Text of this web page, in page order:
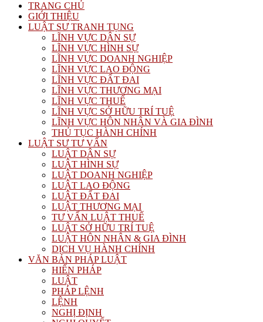
TRANG CHỦ
GIỚI THIỆU
LUẬT SƯ TRANH TỤNG
LĨNH VỰC DÂN SỰ
LĨNH VỰC HÌNH SỰ
LĨNH VỰC DOANH NGHIỆP
LĨNH VỰC LAO ĐỘNG
LĨNH VỰC ĐẤT ĐAI
LĨNH VỰC THƯƠNG MẠI
LĨNH VỰC THUẾ
LĨNH VỰC SỞ HỮU TRÍ TUỆ
LĨNH VỰC HÔN NHÂN VÀ GIA ĐÌNH
THỦ TỤC HÀNH CHÍNH
LUẬT SƯ TƯ VẤN
LUẬT DÂN SỰ
LUẬT HÌNH SỰ
LUẬT DOANH NGHIỆP
LUẬT LAO ĐỘNG
LUẬT ĐẤT ĐAI
LUẬT THƯƠNG MẠI
TƯ VẤN LUẬT THUẾ
LUẬT SỞ HỮU TRÍ TUỆ
LUẬT HÔN NHÂN & GIA ĐÌNH
DỊCH VỤ HÀNH CHÍNH
VĂN BẢN PHÁP LUẬT
HIẾN PHÁP
LUẬT
PHÁP LỆNH
LỆNH
NGHỊ ĐỊNH